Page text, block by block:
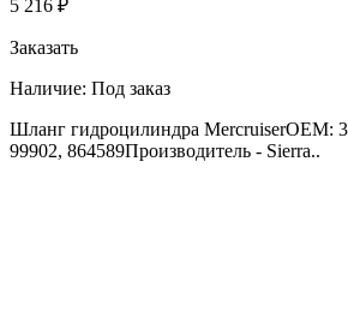
5 216 ₽
Заказать
Наличие: Под заказ
Шланг гидроцилиндра MercruiserOEM:
99902, 864589Производитель - Sierra..